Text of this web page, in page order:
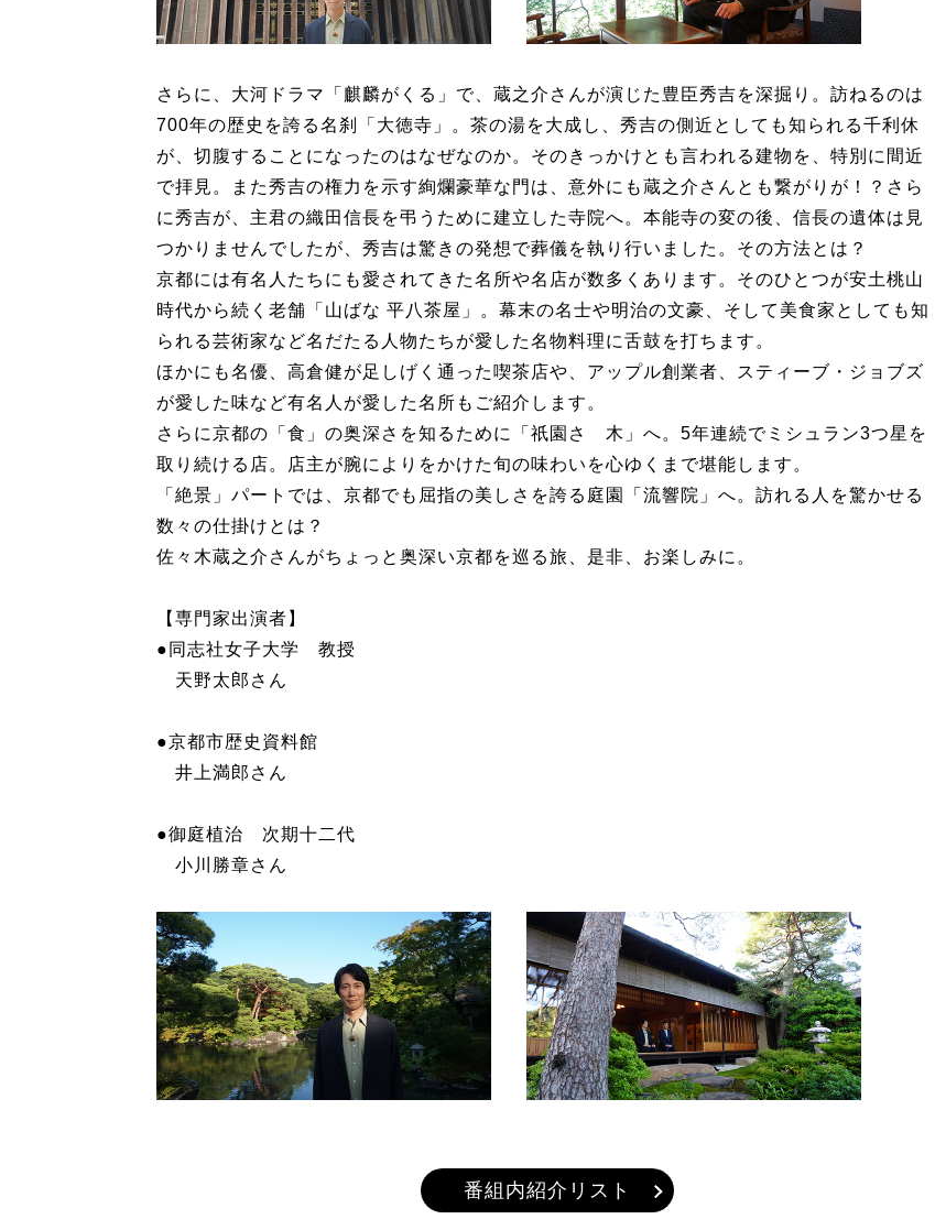
さらに、大河ドラマ「麒麟がくる」で、蔵之介さんが演じた豊臣秀吉を深掘り。訪ねるのは
700年の歴史を誇る名刹「大徳寺」。茶の湯を大成し、秀吉の側近としても知られる千利休
が、切腹することになったのはなぜなのか。そのきっかけとも言われる建物を、特別に間近
で拝見。また秀吉の権力を示す絢爛豪華な門は、意外にも蔵之介さんとも繋がりが！？さら
に秀吉が、主君の織田信長を弔うために建立した寺院へ。本能寺の変の後、信長の遺体は見
つかりませんでしたが、秀吉は驚きの発想で葬儀を執り行いました。その方法とは？
京都には有名人たちにも愛されてきた名所や名店が数多くあります。そのひとつが安土桃山
時代から続く老舗「山ばな 平八茶屋」。幕末の名士や明治の文豪、そして美食家としても知
られる芸術家など名だたる人物たちが愛した名物料理に舌鼓を打ちます。
ほかにも名優、高倉健が足しげく通った喫茶店や、アップル創業者、スティーブ・ジョブズ
が愛した味など有名人が愛した名所もご紹介します。
さらに京都の「食」の奥深さを知るために「祇園さゝ木」へ。5年連続でミシュラン3つ星を
取り続ける店。店主が腕によりをかけた旬の味わいを心ゆくまで堪能します。
「絶景」パートでは、京都でも屈指の美しさを誇る庭園「流響院」へ。訪れる人を驚かせる
数々の仕掛けとは？
佐々木蔵之介さんがちょっと奥深い京都を巡る旅、是非、お楽しみに。
【専門家出演者】
●同志社女子大学 教授
天野太郎さん
●京都市歴史資料館
井上満郎さん
●御庭植治 次期十二代
小川勝章さん
番組内紹介リスト